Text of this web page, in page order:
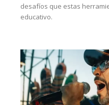
desafíos que estas
educativo.